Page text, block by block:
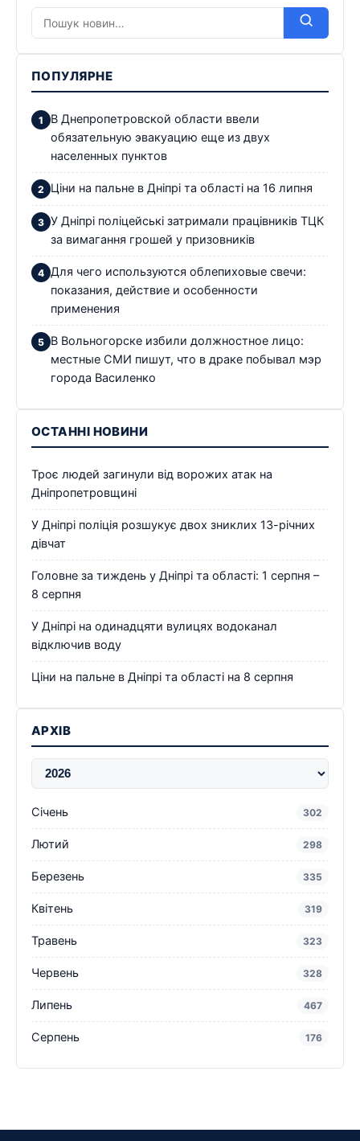
ПОПУЛЯРНЕ
В Днепропетровской области ввели
обязательную эвакуацию еще из двух
населенных пунктов
Ціни на пальне в Дніпрі та області на 16 липня
У Дніпрі поліцейські затримали працівників ТЦК
за вимагання грошей у призовників
Для чего используются облепиховые свечи:
показания, действие и особенности
применения
В Вольногорске избили должностное лицо:
местные СМИ пишут, что в драке побывал мэр
города Василенко
ОСТАННІ НОВИНИ
Троє людей загинули від ворожих атак на
Дніпропетровщині
У Дніпрі поліція розшукує двох зниклих 13-річних
дівчат
Головне за тиждень у Дніпрі та області: 1 серпня –
8 серпня
У Дніпрі на одинадцяти вулицях водоканал
відключив воду
Ціни на пальне в Дніпрі та області на 8 серпня
АРХІВ
Січень 302
Лютий 298
Березень 335
Квітень 319
Травень 323
Червень 328
Липень 467
Серпень 176